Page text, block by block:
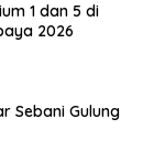
1 dan 5 di
2026
Sebani Gulung